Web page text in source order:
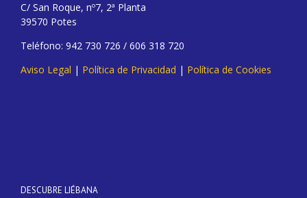
C/ San Roque, nº7, 2ª Planta
39570 Potes
Teléfono: 942 730 726 / 606 318 720
Aviso Legal | Política de Privacidad | Política de Cookies
DESCUBRE LIÉBANA